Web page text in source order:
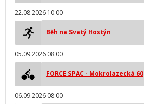
22.08.2026 10:00
Běh na Svatý Hostýn
05.09.2026 08:00
FORCE SPAC - Mokrolazecká 60
06.09.2026 08:00